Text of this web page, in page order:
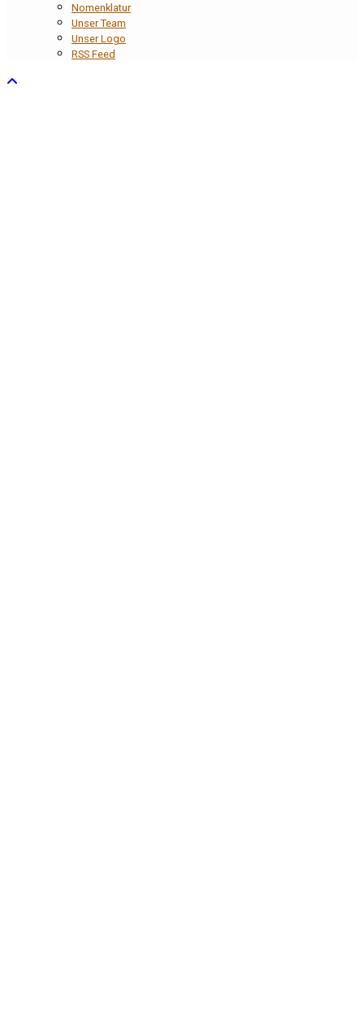
Nomenklatur
Unser Team
Unser Logo
RSS Feed